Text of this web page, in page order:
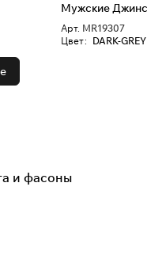
Арт. MR19307
Цвет: DARK-GREY
и фасоны